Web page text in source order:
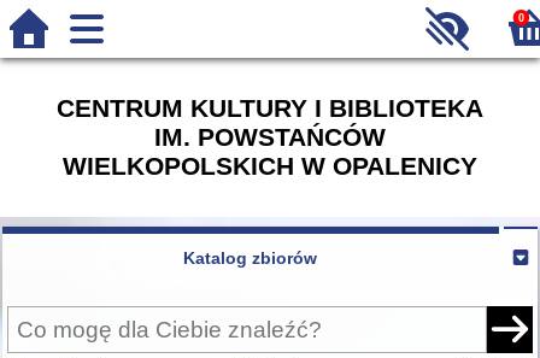
0
CENTRUM KULTURY I BIBLIOTEKA
IM. POWSTAŃCÓW
WIELKOPOLSKICH W OPALENICY
Katalog zbiorów